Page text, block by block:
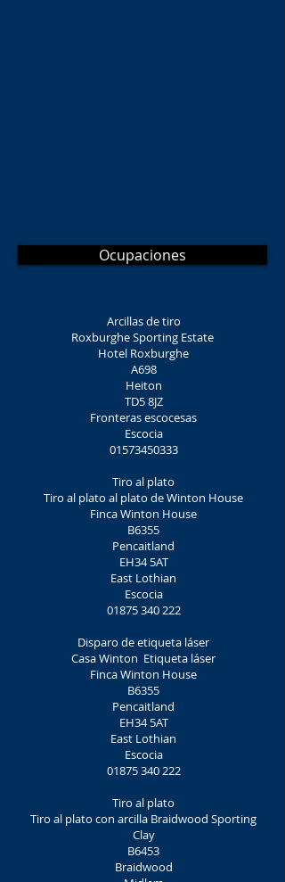
Ocupaciones
Arcillas de tiro
Roxburghe Sporting Estate
Hotel Roxburghe
A698
Heiton
TD5 8JZ
Fronteras escocesas
Escocia
01573450333
Tiro al plato
Tiro al plato al plato de Winton House
Finca Winton House
B6355
Pencaitland
EH34 5AT
East Lothian
Escocia
01875 340 222
Disparo de etiqueta láser
Casa Winton Etiqueta láser
Finca Winton House
B6355
Pencaitland
EH34 5AT
East Lothian
Escocia
01875 340 222
Tiro al plato
Tiro al plato con arcilla Braidwood Sporting
Clay
B6453
Braidwood